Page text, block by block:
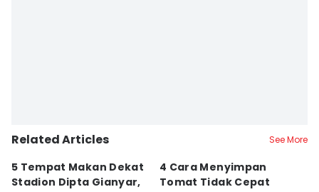
Related Articles See More
5 Tempat Makan Dekat
Stadion Dipta Gianyar,
4 Cara Menyimpan
Tomat Tidak Cepat